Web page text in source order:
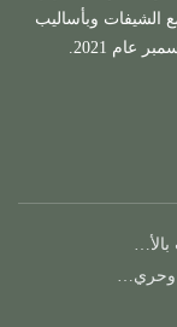
الشيفات وبأساليب
عام 2021.
وحري…